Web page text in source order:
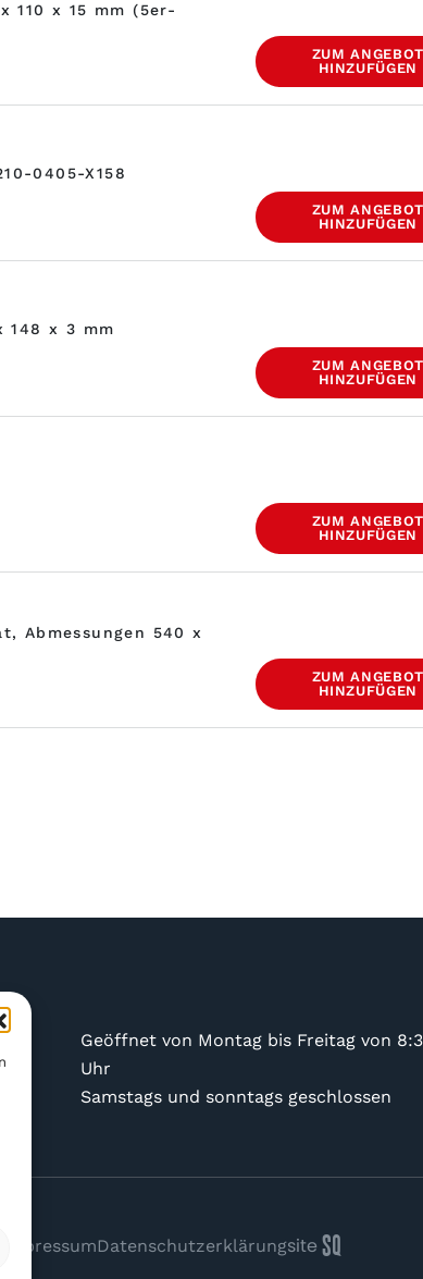
110 x 15 mm (5er-
ZUM ANGEBOT
HINZUFÜGEN
0405-X158
ZUM ANGEBOT
HINZUFÜGEN
148 x 3 mm
ZUM ANGEBOT
HINZUFÜGEN
ZUM ANGEBOT
HINZUFÜGEN
Abmessungen 540 x
ZUM ANGEBOT
HINZUFÜGEN
Geöffnet von Montag bis Freitag von
Uhr
Samstags und sonntags geschlossen
ImpressumDatenschutzerklärungsite S q